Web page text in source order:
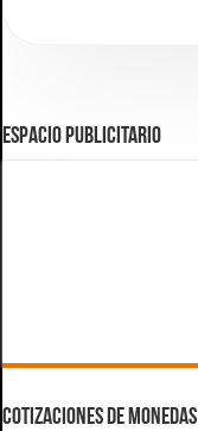
ESPACIO PUBLICITARIO
COTIZACIONES DE MONEDAS